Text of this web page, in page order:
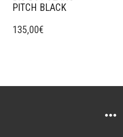
PITCH BLACK
PRODUIT
135,00€